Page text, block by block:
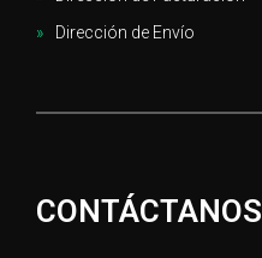
Dirección de Envío
CONTÁCTANOS